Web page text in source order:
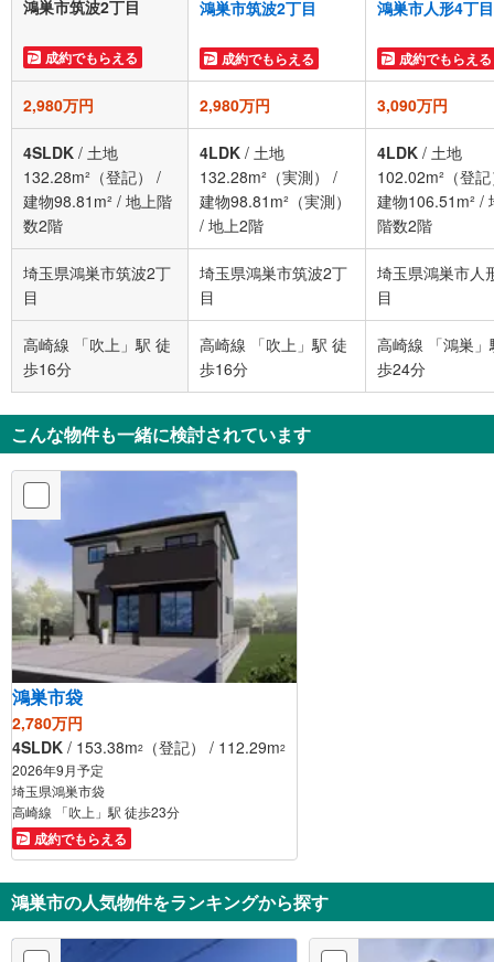
鴻巣市筑波2丁目
成約でもらえる
鴻巣市筑波2丁目
成約でもらえる
鴻巣市人形4丁目
成約でもらえる
2,980万円 2,980万円 3,090万円
4SLDK / 土地
132.28m²（登記）
/
建物98.81m² / 地上階
数2階
4LDK / 土地
132.28m²（実測）
/
建物98.81m²（実測）
/ 地上2階
4LDK / 土地
102.02m²（登
建物106.51m² /
階数2階
埼玉県鴻巣市筑波2丁
目
埼玉県鴻巣市筑波2丁
目
埼玉県鴻巣市人
目
高崎線 「吹上」駅 徒
歩16分
高崎線 「吹上」駅 徒
歩16分
高崎線 「鴻巣」
歩24分
こんな物件も一緒に検討されています
鴻巣市袋
2,780万円
4SLDK / 153.38m2 （登記） / 112.29m2
2026年9月予定
埼玉県鴻巣市袋
高崎線 「吹上」駅 徒歩23分
成約でもらえる
鴻巣市の人気物件をランキングから探す